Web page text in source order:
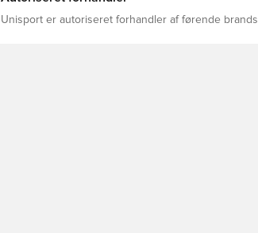
Unisport er autoriseret forhandler af førende brands